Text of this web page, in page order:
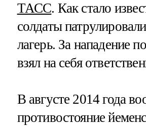
ТАСС. Как стало
солдаты
лагерь. За нападение
взял на себя
В августе 2014 года
противостояние